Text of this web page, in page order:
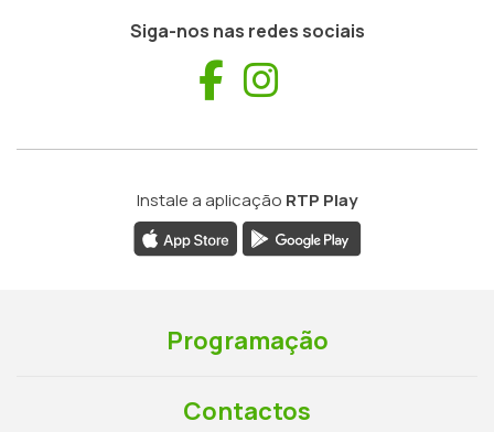
Siga-nos nas redes sociais
Facebook
Instale a aplicação RTP Play
Programação
Contactos